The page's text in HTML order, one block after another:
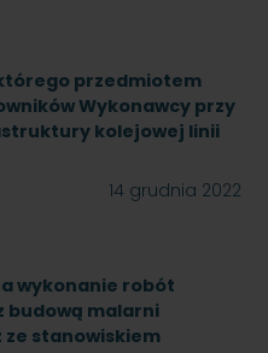
przedmiotem
Wykonawcy przy
kolejowej linii
14 grudnia 2022
wykonanie robót
budową malarni
stanowiskiem